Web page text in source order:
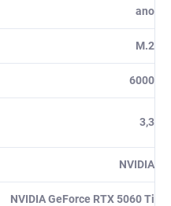
ano
M.2
6000
3,3
NVIDIA
NVIDIA GeForce RTX 5060 Ti